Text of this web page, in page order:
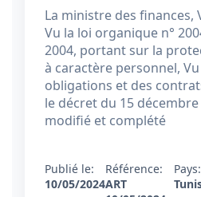
La ministre des finances,
Vu la loi organique n°
2004, portant sur la
à caractère personnel,
obligations et des
le décret du 15
modifié et complété
Publié le:
10/05/2024
Référence:
ART
Pays: